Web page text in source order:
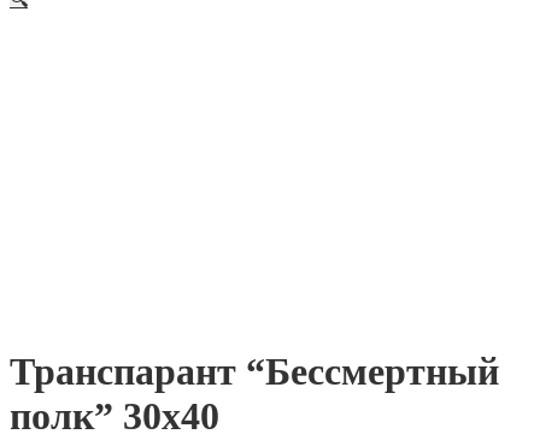
Транспарант “Бессмертный
полк” 30х40